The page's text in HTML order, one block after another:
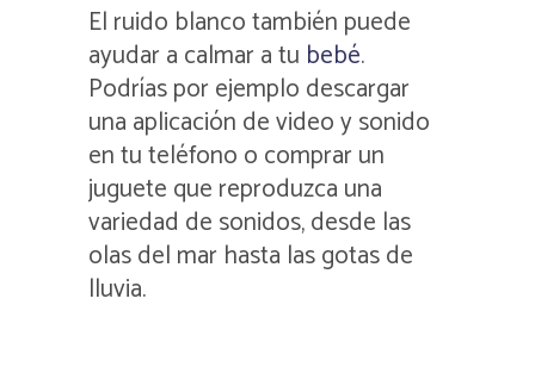
El ruido blanco también puede
ayudar a calmar a tu bebé.
Podrías por ejemplo descargar
una aplicación de video y sonido
en tu teléfono o comprar un
juguete que reproduzca una
variedad de sonidos, desde las
olas del mar hasta las gotas de
lluvia.